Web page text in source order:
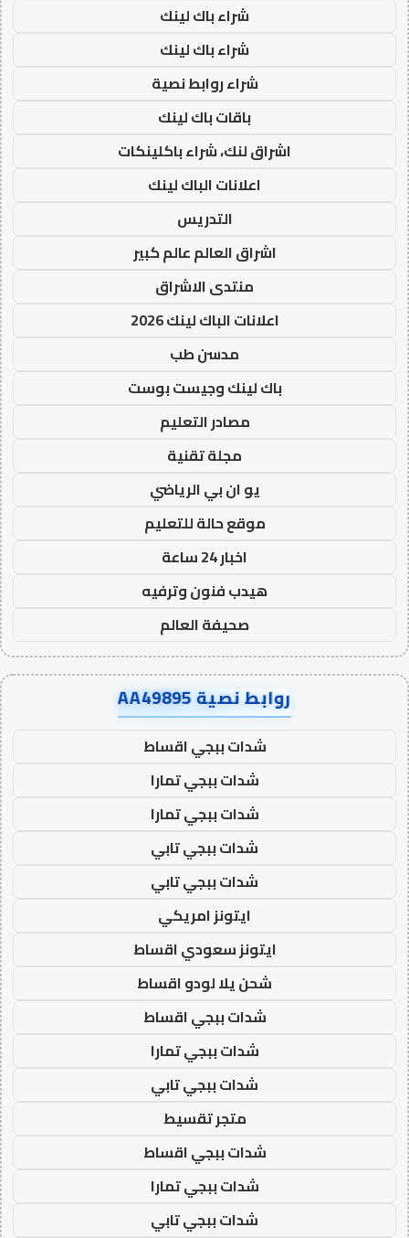
شراء باك لينك
شراء باك لينك
شراء روابط نصية
باقات باك لينك
اشراق لنك، شراء باكلينكات
اعلانات الباك لينك
التدريس
اشراق العالم عالم كبير
منتدى الاشراق
اعلانات الباك لينك 2026
مدسن طب
باك لينك وجيست بوست
مصادر التعليم
مجلة تقنية
يو ان بي الرياضي
موقع حالة للتعليم
اخبار 24 ساعة
هيدب فنون وترفيه
صحيفة العالم
روابط نصية AA49895
شدات ببجي اقساط
شدات ببجي تمارا
شدات ببجي تمارا
شدات ببجي تابي
شدات ببجي تابي
ايتونز امريكي
ايتونز سعودي اقساط
شحن يلا لودو اقساط
شدات ببجي اقساط
شدات ببجي تمارا
شدات ببجي تابي
متجر تقسيط
شدات ببجي اقساط
شدات ببجي تمارا
شدات ببجي تابي